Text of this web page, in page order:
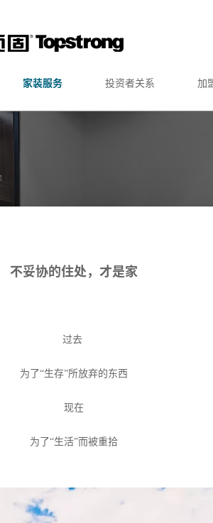
家装服务 投资者关系 加
不妥协的住处，才是家
过去
为了“生存”所放弃的东西
现在
为了“生活”而被重拾